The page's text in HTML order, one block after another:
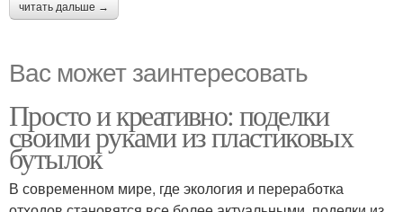
читать дальше →
Вас может заинтересовать
Просто и креативно: поделки
своими руками из пластиковых
бутылок
В современном мире, где экология и переработка